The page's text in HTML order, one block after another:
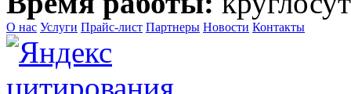
О нас Услуги Прайс-лист Партнеры Новости Контакты